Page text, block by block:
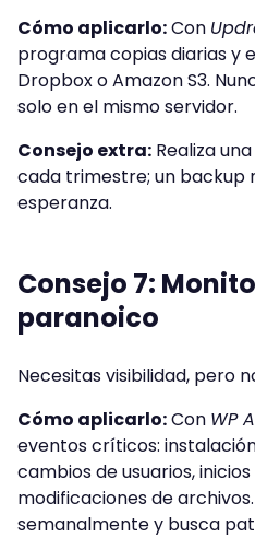
Cómo aplicarlo:Con
programa copias diarias y
Dropbox o Amazon S3.
solo en el mismo servidor.
Consejo extra: Realiza
cada trimestre; un backup
esperanza.
Consejo 7:
paranoico
Necesitas visibilidad, pero
Cómo aplicarlo:Con WP
eventos críticos:
cambios de usuarios,
modificaciones de
semanalmente y busca